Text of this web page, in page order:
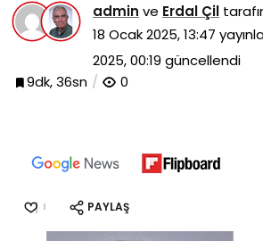
admin ve Erdal Çil
18 Ocak 2025, 13:47
2025, 00:19 güncellendi
9dk, 36sn
0
PAYLAŞ